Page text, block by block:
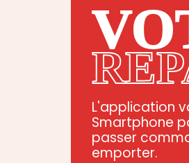
L'application
Smartphone
passer
emporter.